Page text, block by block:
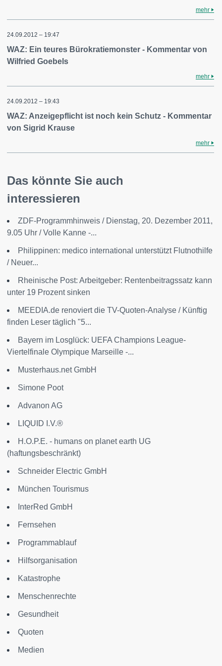
mehr
24.09.2012 – 19:47
WAZ: Ein teures Bürokratiemonster - Kommentar von
Wilfried Goebels
mehr
24.09.2012 – 19:43
WAZ: Anzeigepflicht ist noch kein Schutz - Kommentar
von Sigrid Krause
mehr
Das könnte Sie auch
interessieren
ZDF-Programmhinweis / Dienstag, 20. Dezember 2011,
9.05 Uhr / Volle Kanne -...
Philippinen: medico international unterstützt Flutnothilfe
/ Neuer...
Rheinische Post: Arbeitgeber: Rentenbeitragssatz kann
unter 19 Prozent sinken
MEEDIA.de renoviert die TV-Quoten-Analyse / Künftig
finden Leser täglich "5...
Bayern im Losglück: UEFA Champions League-
Viertelfinale Olympique Marseille -...
Musterhaus.net GmbH
Simone Poot
Advanon AG
LIQUID I.V.®
H.O.P.E. - humans on planet earth UG
(haftungsbeschränkt)
Schneider Electric GmbH
München Tourismus
InterRed GmbH
Fernsehen
Programmablauf
Hilfsorganisation
Katastrophe
Menschenrechte
Gesundheit
Quoten
Medien